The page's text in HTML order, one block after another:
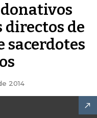
directos de
sacerdotes
2014